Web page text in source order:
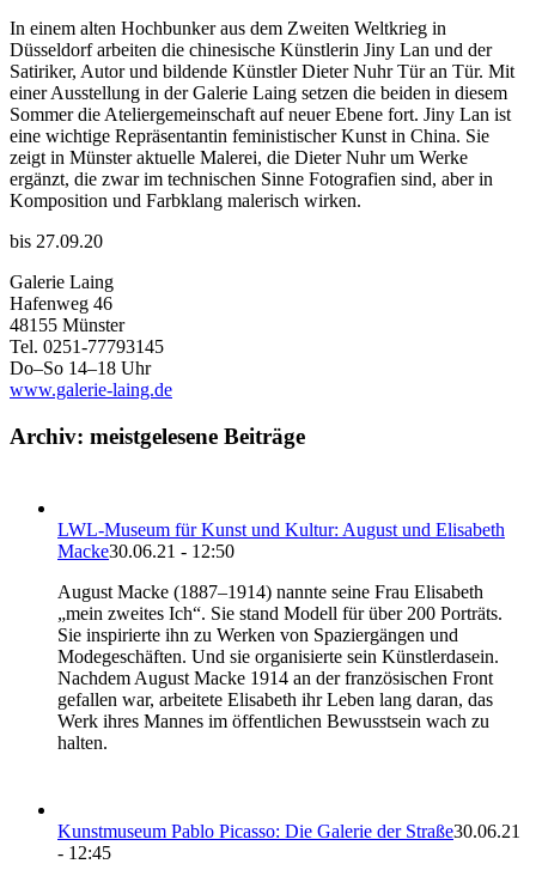
In einem alten Hochbunker aus dem Zweiten Weltkrieg in
Düsseldorf arbeiten die chinesische Künstlerin Jiny Lan und der
Satiriker, Autor und bildende Künstler Dieter Nuhr Tür an Tür. Mit
einer Ausstellung in der Galerie Laing setzen die beiden in diesem
Sommer die Ateliergemeinschaft auf neuer Ebene fort. Jiny Lan ist
eine wichtige Repräsentantin feministischer Kunst in China. Sie
zeigt in Münster aktuelle Malerei, die Dieter Nuhr um Werke
ergänzt, die zwar im technischen Sinne Fotografien sind, aber in
Komposition und Farbklang malerisch wirken.
bis 27.09.20
Galerie Laing
Hafenweg 46
48155 Münster
Tel. 0251-77793145
Do–So 14–18 Uhr
www.galerie-laing.de
Archiv: meistgelesene Beiträge
LWL-Museum für Kunst und Kultur: August und Elisabeth
Macke30.06.21 - 12:50
August Macke (1887–1914) nannte seine Frau Elisabeth
„mein zweites Ich“. Sie stand Modell für über 200 Porträts.
Sie inspirierte ihn zu Werken von Spaziergängen und
Modegeschäften. Und sie organisierte sein Künstlerdasein.
Nachdem August Macke 1914 an der französischen Front
gefallen war, arbeitete Elisabeth ihr Leben lang daran, das
Werk ihres Mannes im öffentlichen Bewusstsein wach zu
halten.
Kunstmuseum Pablo Picasso: Die Galerie der Straße30.06.21
- 12:45